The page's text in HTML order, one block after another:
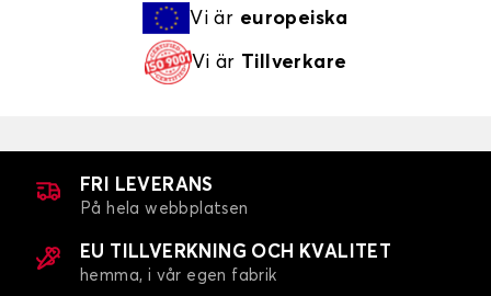
Vi är europeiska
Vi är Tillverkare
FRI LEVERANS
På hela webbplatsen
EU TILLVERKNING OCH KVALITET
hemma, i vår egen fabrik